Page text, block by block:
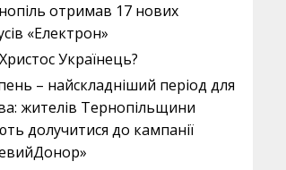
отримав 17 нових
«Електрон»
Христос Українець?
– найскладніший період для
жителів Тернопільщини
долучитися до кампанії